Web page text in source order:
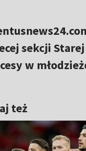
sekcji
w
też